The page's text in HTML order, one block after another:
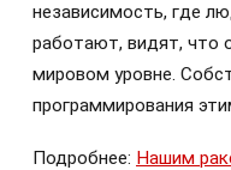
независимость, где
работают, видят, что
мировом уровне.
программирования
Подробнее: Нашим